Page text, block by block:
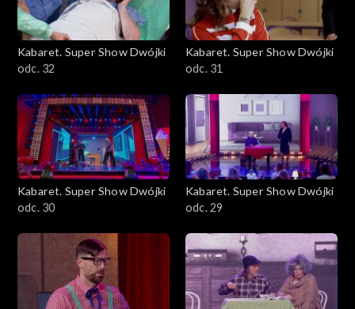
Kabaret. Super Show Dwójki
odc. 32
Kabaret. Super Show Dwójki
odc. 31
Kabaret. Super Show Dwójki
odc. 30
Kabaret. Super Show Dwójki
odc. 29